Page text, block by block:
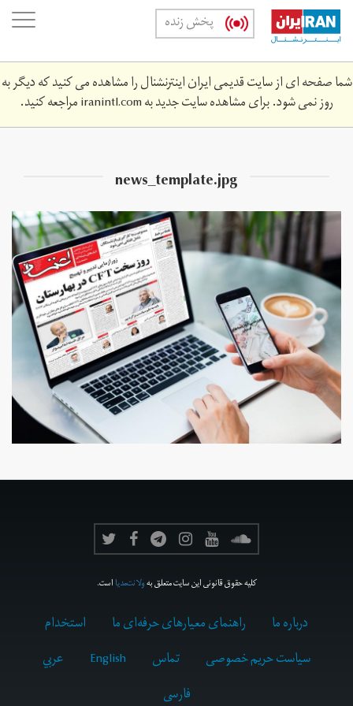
Skip
main
content
پخش زنده
شما صفحه ای از سایت قدیمی ایران اینترنشنال را مشاهده می کنید که دیگر به
روز نمی شود. برای مشاهده سایت جدید بهiranintl.comمراجعه کنید.
news_template.jpg
کلیه حقوق قانونی این سایت متعلق بهولانت‌مدیااست.
درباره ما راهنمای معیارهای حرفه‌ای ما
استخدام
سیاست حریم خصوصی
تماس English
عربي
فارسى